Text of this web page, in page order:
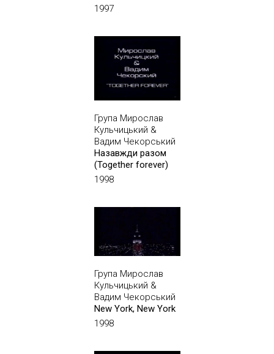
1997
Група Мирослав
Кульчицький &
Вадим Чекорський
Назавжди разом
(Together forever)
1998
Група Мирослав
Кульчицький &
Вадим Чекорський
New York, New York
1998